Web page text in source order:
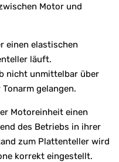
Motor und
einen elastischen
läuft.
nicht unmittelbar über
gelangen.
Motoreinheit einen
des Betriebs in ihrer
zum Plattenteller wird
korrekt eingestellt.